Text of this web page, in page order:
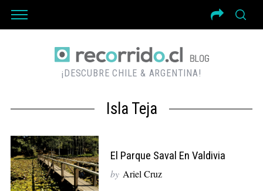
¡DESCUBRE CHILE & ARGENTINA!
Isla Teja
El Parque Saval En Valdivia
by Ariel Cruz